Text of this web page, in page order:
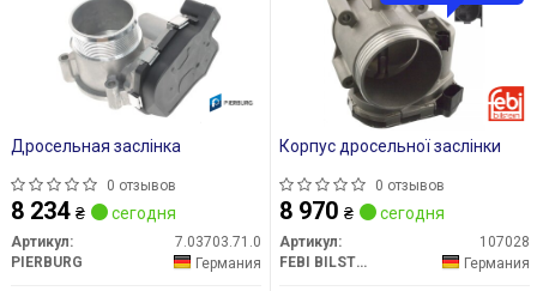
Дросельная заслінка
0 отзывов
8 234 ₴ сегодня
Артикул:
7.03703.71.0
PIERBURG
Германия
Корпус дросельної заслінки
0 отзывов
8 970 ₴ сегодня
Артикул:
107028
FEBI BILSTEIN
Германия